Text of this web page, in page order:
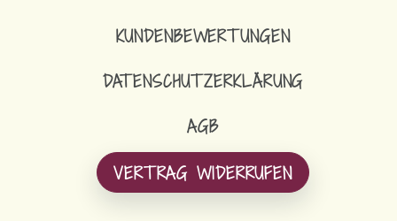
KUNDENBEWERTUNGEN
DATENSCHUTZERKLÄRUNG
AGB
VERTRAG WIDERRUFEN